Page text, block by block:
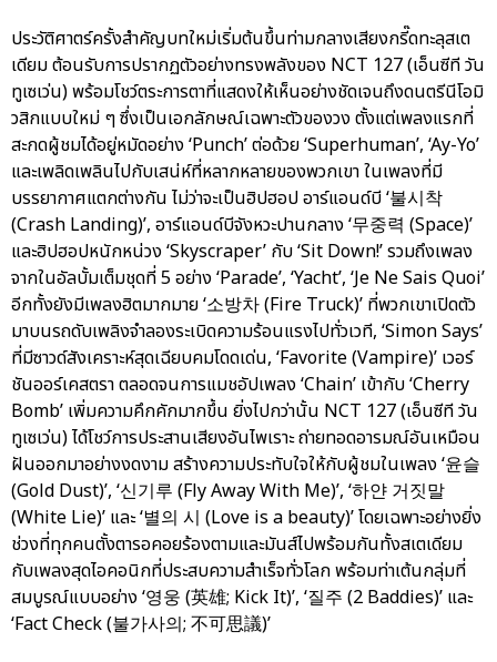
ประวัติศาตร์ครั้งสำคัญบทใหม่เริ่มต้นขึ้นท่ามกลางเสียงกรี๊ดทะลุสเต
เดียม ต้อนรับการปรากฏตัวอย่างทรงพลังของ NCT 127 (เอ็นซีที วัน
ทูเซเว่น) พร้อมโชว์ตระการตาที่แสดงให้เห็นอย่างชัดเจนถึงดนตรีนีโอมิ
วสิกแบบใหม่ ๆ ซึ่งเป็นเอกลักษณ์เฉพาะตัวของวง ตั้งแต่เพลงแรกที่
สะกดผู้ชมได้อยู่หมัดอย่าง ‘Punch’ ต่อด้วย ‘Superhuman’, ‘Ay-Yo’
และเพลิดเพลินไปกับเสน่ห์ที่หลากหลายของพวกเขา ในเพลงที่มี
บรรยากาศแตกต่างกัน ไม่ว่าจะเป็นฮิปฮอป อาร์แอนด์บี ‘불시착
(Crash Landing)’, อาร์แอนด์บีจังหวะปานกลาง ‘무중력 (Space)’
และฮิปฮอปหนักหน่วง ‘Skyscraper’ กับ ‘Sit Down!’ รวมถึงเพลง
จากในอัลบั้มเต็มชุดที่ 5 อย่าง ‘Parade’, ‘Yacht’, ‘Je Ne Sais Quoi’
อีกทั้งยังมีเพลงฮิตมากมาย ‘소방차 (Fire Truck)’ ที่พวกเขาเปิดตัว
มาบนรถดับเพลิงจำลองระเบิดความร้อนแรงไปทั่วเวที, ‘Simon Says’
ที่มีซาวด์สังเคราะห์สุดเฉียบคมโดดเด่น, ‘Favorite (Vampire)’ เวอร์
ชันออร์เคสตรา ตลอดจนการแมชอัปเพลง ‘Chain’ เข้ากับ ‘Cherry
Bomb’ เพิ่มความคึกคักมากขึ้น ยิ่งไปกว่านั้น NCT 127 (เอ็นซีที วัน
ทูเซเว่น) ได้โชว์การประสานเสียงอันไพเราะ ถ่ายทอดอารมณ์อันเหมือน
ฝันออกมาอย่างงดงาม สร้างความประทับใจให้กับผู้ชมในเพลง ‘윤슬
(Gold Dust)’, ‘신기루 (Fly Away With Me)’, ‘하얀 거짓말
(White Lie)’ และ ‘별의 시 (Love is a beauty)’ โดยเฉพาะอย่างยิ่ง
ช่วงที่ทุกคนตั้งตารอคอยร้องตามและมันส์ไปพร้อมกันทั้งสเตเดียม
กับเพลงสุดไอคอนิกที่ประสบความสำเร็จทั่วโลก พร้อมท่าเต้นกลุ่มที่
สมบูรณ์แบบอย่าง ‘영웅 (英雄; Kick It)’, ‘질주 (2 Baddies)’ และ
‘Fact Check (불가사의; 不可思議)’